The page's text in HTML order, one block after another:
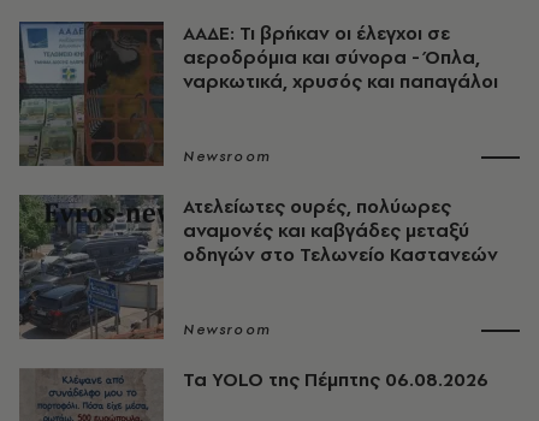
ΑΑΔΕ: Τι βρήκαν οι έλεγχοι σε
αεροδρόμια και σύνορα - Όπλα,
ναρκωτικά, χρυσός και παπαγάλοι
Newsroom
Ατελείωτες ουρές, πολύωρες
αναμονές και καβγάδες μεταξύ
οδηγών στο Τελωνείο Καστανεών
Newsroom
Τα YOLO της Πέμπτης 06.08.2026